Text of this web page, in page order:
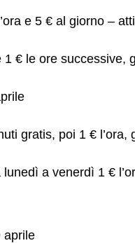
e 5 € al giorno –
€ le ore successive,
gratis, poi 1 €
lunedì a venerdì 1 €
aprile